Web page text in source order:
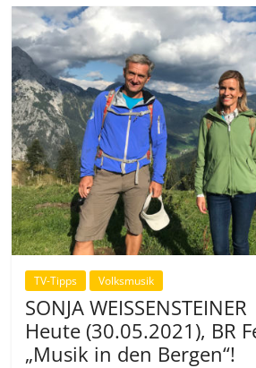
TV-Tipps Volksmusik
SONJA WEISSENSTEINER
Heute (30.05.2021), BR
„Musik in den Bergen“!